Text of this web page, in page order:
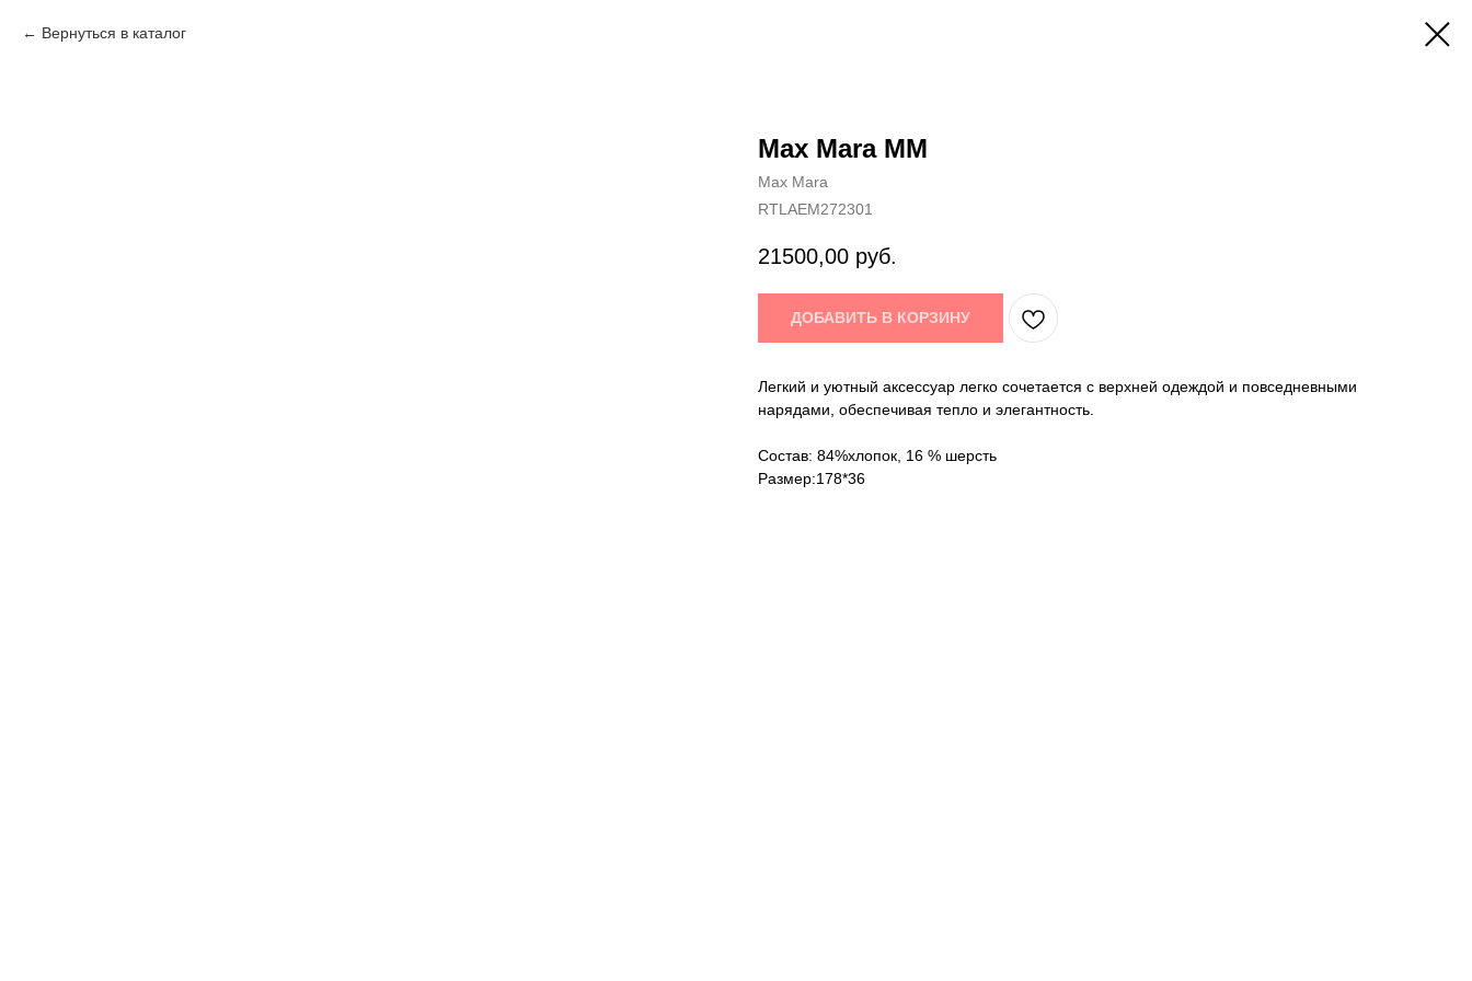
Вернуться в каталог
Max Mara MM
Max Mara
RTLAEM272301
21500,00 руб.
ДОБАВИТЬ В КОРЗИНУ
Легкий и уютный аксессуар легко сочетается с верхней одеждой и повседневными
нарядами, обеспечивая тепло и элегантность.
Состав: 84%хлопок, 16 % шерсть
Размер:178*36